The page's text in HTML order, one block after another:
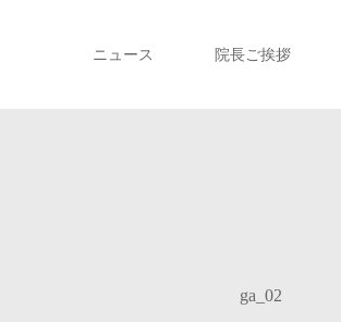
ニュース 院長ご挨拶
ga_02